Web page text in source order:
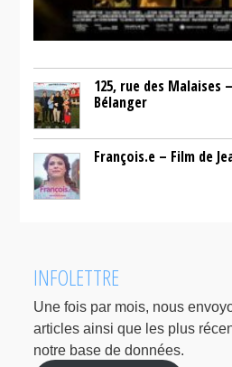
125, rue des Malaises
Bélanger
François.e – Film de
INFOLETTRE
Une fois par mois, nous
articles ainsi que les plus
notre base de données.